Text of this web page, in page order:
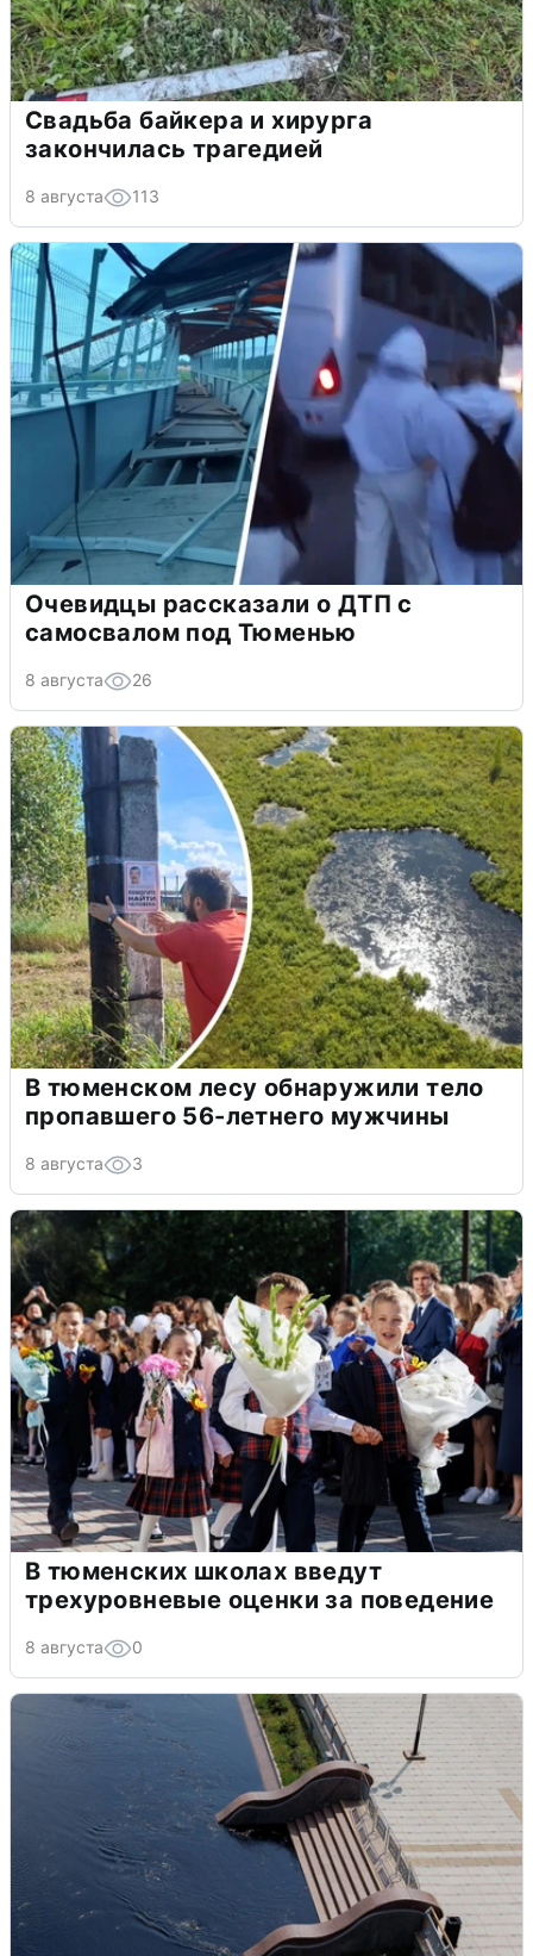
Свадьба байкера и хирурга
закончилась трагедией
8 августа 113
Очевидцы рассказали о ДТП с
самосвалом под Тюменью
8 августа 26
В тюменском лесу обнаружили тело
пропавшего 56-летнего мужчины
8 августа 3
В тюменских школах введут
трехуровневые оценки за поведение
8 августа 0